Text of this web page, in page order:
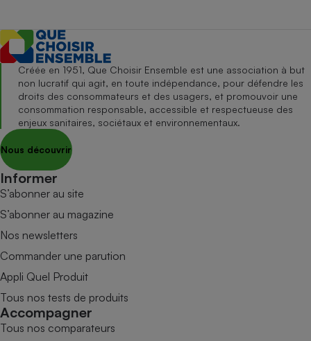
Créée en 1951, Que Choisir Ensemble est une association à but
non lucratif qui agit, en toute indépendance, pour défendre les
droits des consommateurs et des usagers, et promouvoir une
consommation responsable, accessible et respectueuse des
enjeux sanitaires, sociétaux et environnementaux.
Nous découvrir
Informer
S’abonner au site
S’abonner au magazine
Nos newsletters
Commander une parution
Appli Quel Produit
Tous nos tests de produits
Accompagner
Tous nos comparateurs